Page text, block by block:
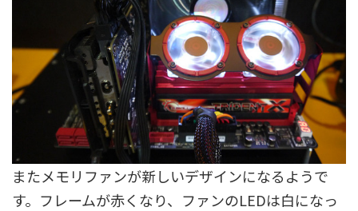
またメモリファンが新しいデザインになるようで
す。フレームが赤くなり、ファンのLEDは白になっ